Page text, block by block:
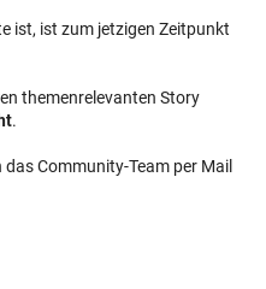
ist, ist zum jetzigen Zeitpunkt
themenrelevanten Story
.
das Community-Team per Mail